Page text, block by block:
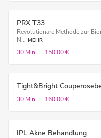
PRX T33
Revolutionäre Methode zur
N... MEHR
30 Min. 150,00 €
Tight&Bright
30 Min. 160,00 €
IPL Akne Behandlung